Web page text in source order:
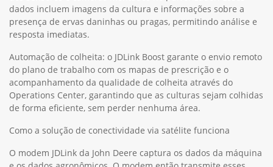
dados incluem imagens da cultura e informações sobre a
presença de ervas daninhas ou pragas, permitindo análise e
resposta imediatas.
Automação de colheita: o JDLink Boost garante o envio remoto
do plano de trabalho com os mapas de prescrição e o
acompanhamento da qualidade de colheita através do
Operations Center, garantindo que as culturas sejam colhidas
de forma eficiente, sem perder nenhuma área.
Como a solução de conectividade via satélite funciona
O modem JDLink da John Deere captura os dados da máquina